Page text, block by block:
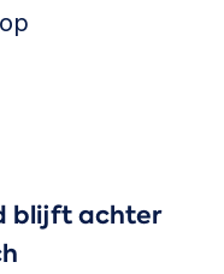
blijft achter